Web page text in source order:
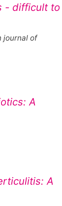
- difficult to
journal of
A
A